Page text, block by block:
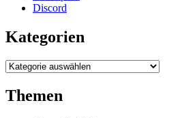
Discord
Kategorien
Kategorien
Themen